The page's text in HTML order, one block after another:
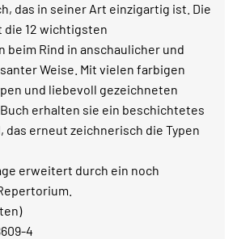
das in seiner Art einzigartig ist. Die
12 wichtigsten
Rind in anschaulicher und
Weise. Mit vielen farbigen
und liebevoll gezeichneten
erhalten sie ein beschichtetes
das erneut zeichnerisch die Typen
erweitert durch ein noch
4